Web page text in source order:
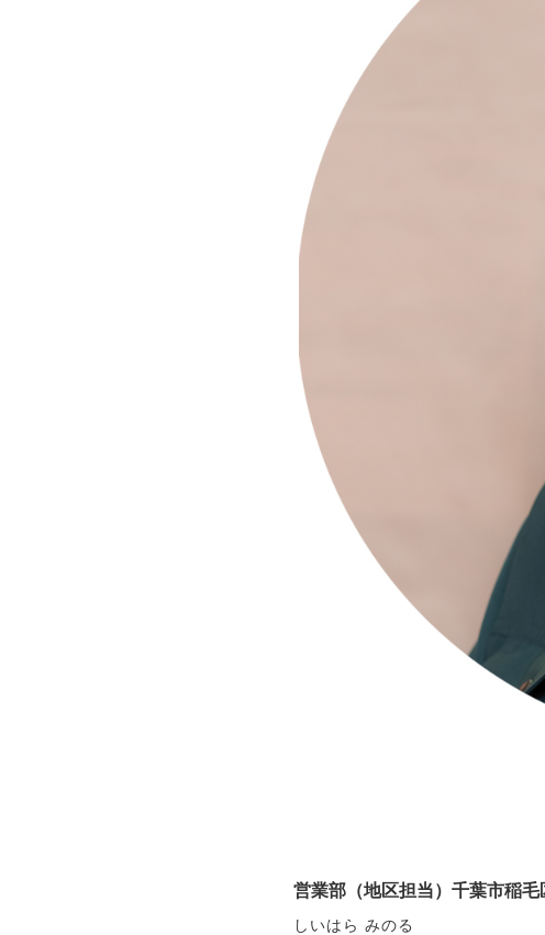
営業部（地区担当） 千葉市稲毛
しいはら みのる